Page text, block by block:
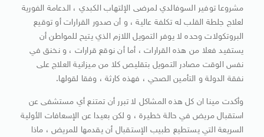
مشروعا توفير السوفالدي لمرضى الإلتهاب الكبدي ، الدعامة الفورية
لعلاج جلطة القلب له تكلفة عالية ، و أن صدور القرارات أو توقيع
البروتكولات وحده لا يوفر التمويل اللازم الذي يتيح للمواطن أن
يستفيد فعلا من هذه القرارات ، أما أن نوقع قرارات ، و نخنق في
نفس الوقت مصادر التمويل بتقليص كلا من ميزانية العلاج على
نفقة الدولة و التأمين الصحي ، فهذه كارثة ، وفقا لقولها.
وأكدت مينا ان كل هذه المشاكل لا تبرر أن تمتنع أي مستشفى عن
استقبال مريض في حالة خطيرة ، و لكن بعيدا عن الإسعافات الأولية
السريعة التي يستطيع طبيب الإستقبال أن يقدمها للمريض ، ماذا